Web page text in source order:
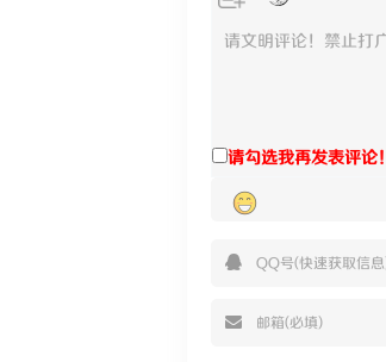
请勾选我再发表评论！